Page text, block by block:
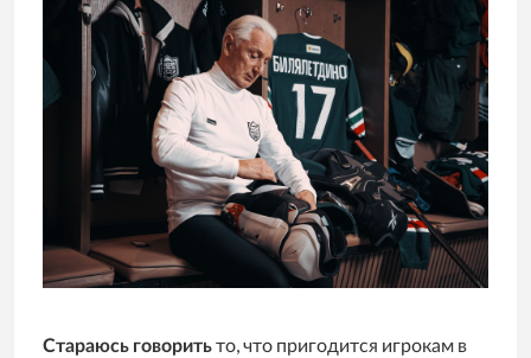
Стараюсь говоритьто, что пригодится игрокам в